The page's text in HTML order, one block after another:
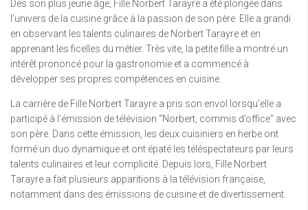
Dès son plus jeune âge, Fille Norbert Tarayre a été plongée dans
l’univers de la cuisine grâce à la passion de son père. Elle a grandi
en observant les talents culinaires de Norbert Tarayre et en
apprenant les ficelles du métier. Très vite, la petite fille a montré un
intérêt prononcé pour la gastronomie et a commencé à
développer ses propres compétences en cuisine.
La carrière de Fille Norbert Tarayre a pris son envol lorsqu’elle a
participé à l’émission de télévision “Norbert, commis d’office” avec
son père. Dans cette émission, les deux cuisiniers en herbe ont
formé un duo dynamique et ont épaté les téléspectateurs par leurs
talents culinaires et leur complicité. Depuis lors, Fille Norbert
Tarayre a fait plusieurs apparitions à la télévision française,
notamment dans des émissions de cuisine et de divertissement.